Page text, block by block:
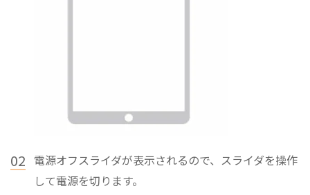
02 電源オフスライダが表示されるので、スライダを操作
して電源を切ります。